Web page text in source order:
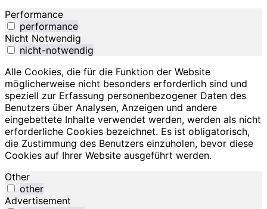
Performance
performance
Nicht Notwendig
nicht-notwendig
Alle Cookies, die für die Funktion der Website
möglicherweise nicht besonders erforderlich sind und
speziell zur Erfassung personenbezogener Daten des
Benutzers über Analysen, Anzeigen und andere
eingebettete Inhalte verwendet werden, werden als nicht
erforderliche Cookies bezeichnet. Es ist obligatorisch,
die Zustimmung des Benutzers einzuholen, bevor diese
Cookies auf Ihrer Website ausgeführt werden.
Other
other
Advertisement